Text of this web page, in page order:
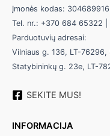
Įmonės kodas:
Tel. nr.: +370 684 65322
Parduotuvių adresai:
Vilniaus g. 136, LT-76296,
Statybininkų g. 23e, LT-
SEKITE MUS!
INFORMACIJA